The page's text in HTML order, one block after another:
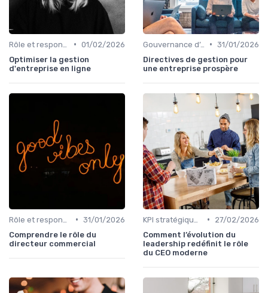
• 01/02/2026
Optimiser la gestion
d'entreprise en ligne
Gouvernance d’entreprise • 31/01/2026
Directives de gestion pour
une entreprise prospère
• 31/01/2026
Comprendre le rôle du
directeur commercial
•
27/02/2026
Comment l’évolution du
leadership redéfinit le rôle
du CEO moderne